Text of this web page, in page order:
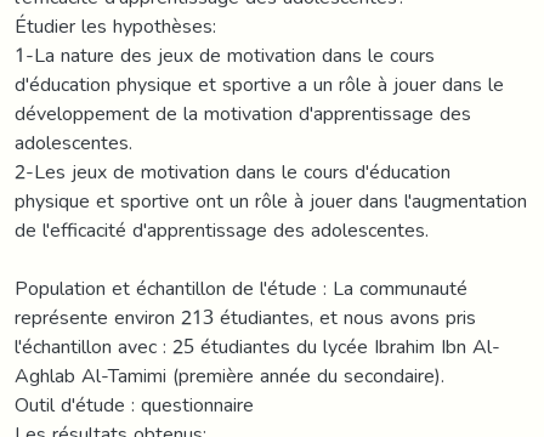
Étudier les hypothèses:
1-La nature des jeux de motivation dans le cours
d'éducation physique et sportive a un rôle à jouer dans le
développement de la motivation d'apprentissage des
adolescentes.
2-Les jeux de motivation dans le cours d'éducation
physique et sportive ont un rôle à jouer dans l'augmentation
de l'efficacité d'apprentissage des adolescentes.
Population et échantillon de l'étude : La communauté
représente environ 213 étudiantes, et nous avons pris
l'échantillon avec : 25 étudiantes du lycée Ibrahim Ibn Al-
Aghlab Al-Tamimi (première année du secondaire).
Outil d'étude : questionnaire